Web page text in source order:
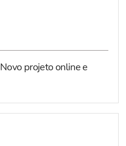
projeto online e